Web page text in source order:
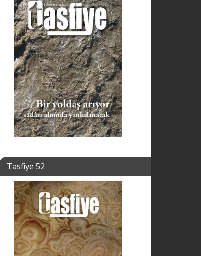
Tasfiye 52